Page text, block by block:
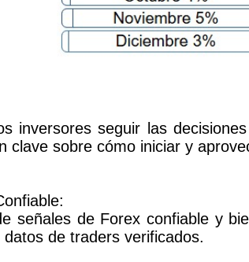
inversores seguir las
clave sobre cómo iniciar y
señales de Forex confiable y
de traders verificados.